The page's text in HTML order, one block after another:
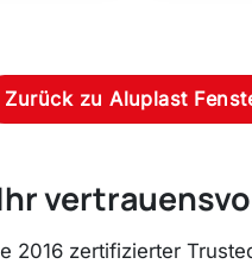
Zurück zu Aluplast
zertifizierter